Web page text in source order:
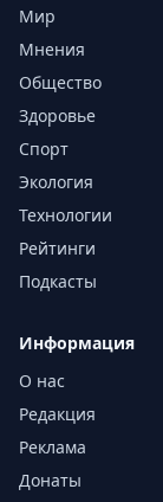
Мир
Мнения
Общество
Здоровье
Спорт
Экология
Технологии
Рейтинги
Подкасты
Информация
О нас
Редакция
Реклама
Донаты